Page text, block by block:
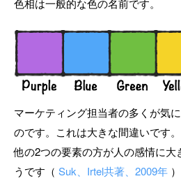
色相は一般的な色の名前です。
マーケティング担当者の多くが気
のです。これは大きな間違いです
他の2つの要素の方が人の感情に大
うです（ Suk、Irtel共著、2009年 ）